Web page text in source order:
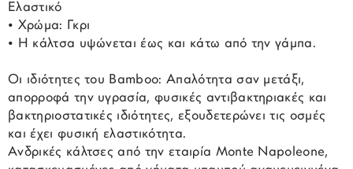
Ελαστικό
• Χρώμα: Γκρι
• Η κάλτσα υψώνεται έως και κάτω από την γάμπα.
Οι ιδιότητες του Bamboo: Απαλότητα σαν μετάξι,
απορροφά την υγρασία, φυσικές αντιβακτηριακές και
βακτηριοστατικές ιδιότητες, εξουδετερώνει τις οσμές
και έχει φυσική ελαστικότητα.
Ανδρικές κάλτσες από την εταιρία Monte Napoleone,